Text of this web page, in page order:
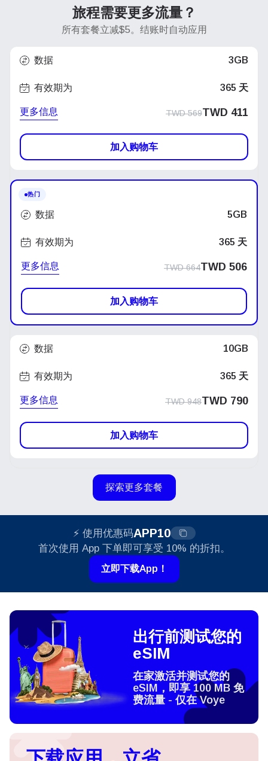
旅程需要更多流量？
所有套餐立减$5。结账时自动应用
数据 3GB
有效期为 365 天
更多信息 TWD569
原
价
TWD 411
当
前
加入购物车
热门
数据 5GB
有效期为 365 天
更多信息 TWD664
原
价
TWD 506
当
前
加入购物车
数据 10GB
有效期为 365 天
更多信息 TWD948
原
价
TWD 790
当
前
加入购物车
探索更多套餐
⚡ 使用优惠码APP10
首次使用 App 下单即可享受 10% 的折扣。
立即下载App！
出行前测试您的
eSIM
在家激活并测试您的
eSIM，即享 100 MB 免
费流量 - 仅在 Voye